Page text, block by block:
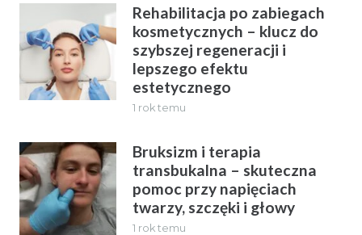
Rehabilitacja po zabiegach
kosmetycznych – klucz do
szybszej regeneracji i
lepszego efektu
estetycznego
1 rok temu
Bruksizm i terapia
transbukalna – skuteczna
pomoc przy napięciach
twarzy, szczęki i głowy
1 rok temu